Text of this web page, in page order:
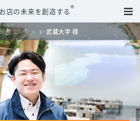
お店の未来を創造する®
像エンタメ 武蔵大学 様